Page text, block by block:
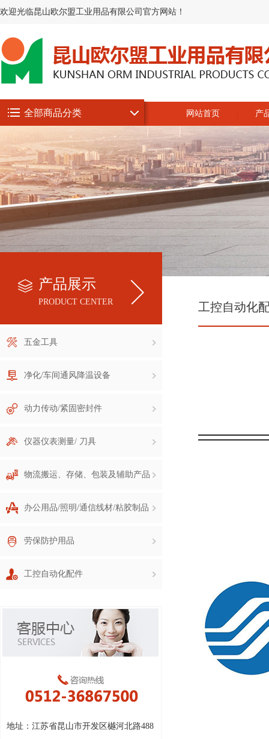
欢迎光临昆山欧尔盟工业用品有限公司官方网站！
全部商品分类 网站首页 产
产品展示
PRODUCT CENTER
五金工具
净化/车间通风降温设备
动力传动/紧固密封件
仪器仪表测量/ 刀具
物流搬运、存储、包装及辅助产品
办公用品/照明/通信线材/粘胶制品
劳保防护用品
工控自动化配件
地址：江苏省昆山市开发区樾河北路488
工控自动化